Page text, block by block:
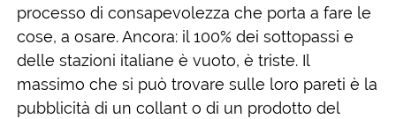
processo di consapevolezza che porta a fare le
cose, a osare. Ancora: il 100% dei sottopassi e
delle stazioni italiane è vuoto, è triste. Il
massimo che si può trovare sulle loro pareti è la
pubblicità di un collant o di un prodotto del